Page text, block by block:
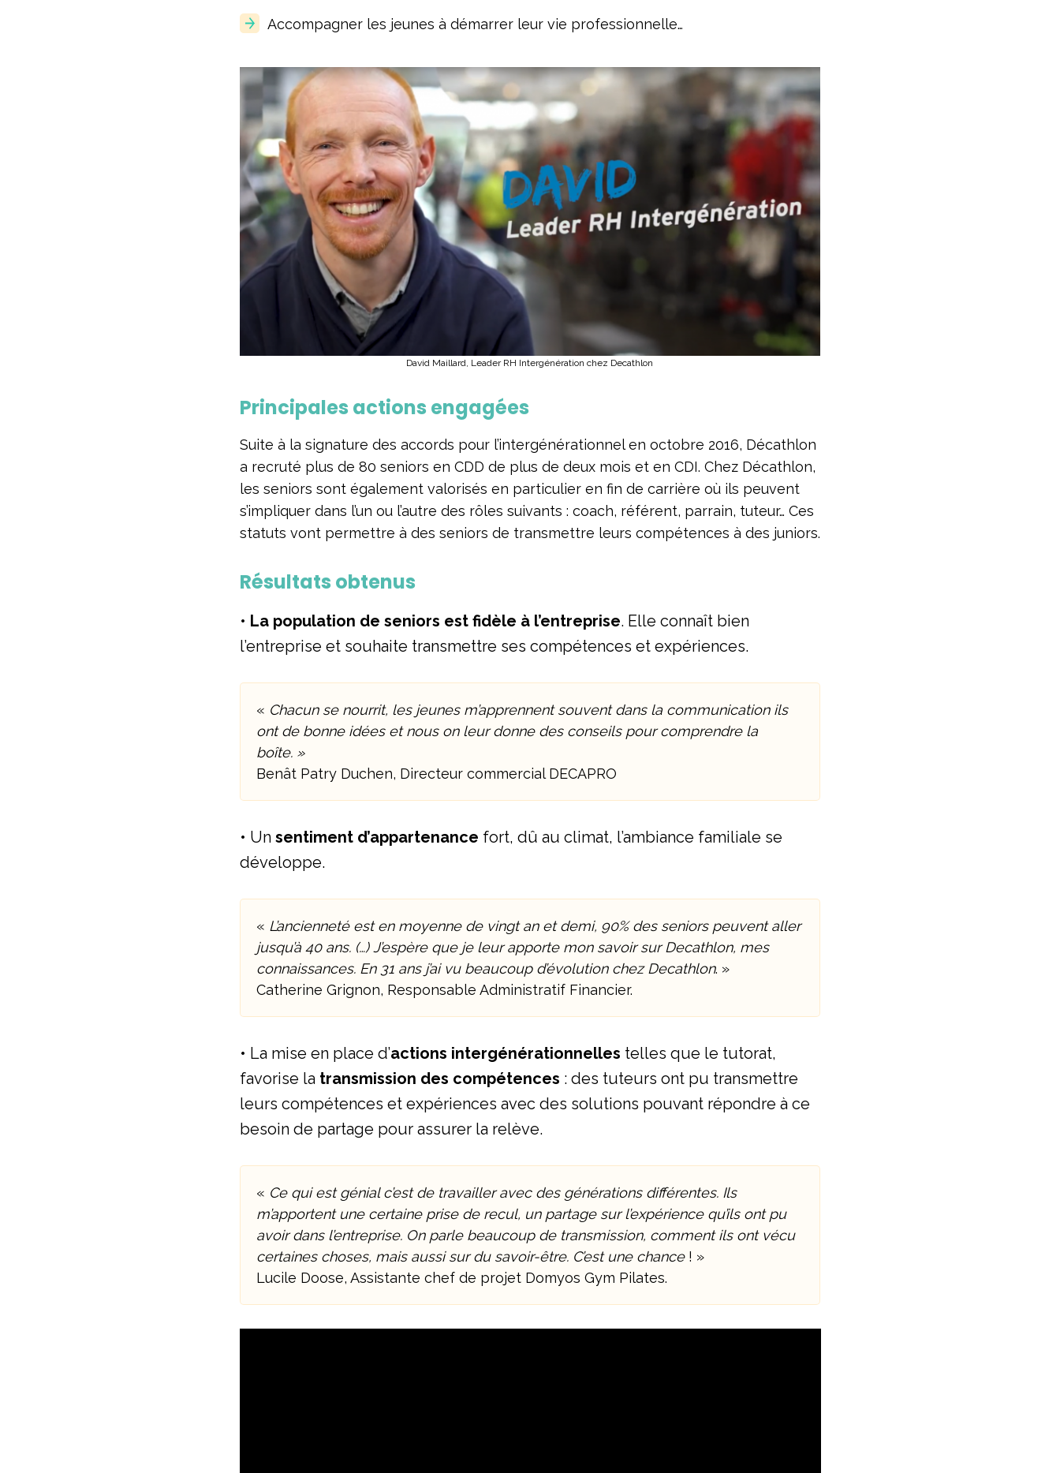
Accompagner les jeunes à démarrer leur vie professionnelle…
David Maillard, Leader RH Intergénération chez Decathlon
Principales actions engagées
Suite à la signature des accords pour l’intergénérationnel en octobre 2016, Décathlon
a recruté plus de 80 seniors en CDD de plus de deux mois et en CDI. Chez Décathlon,
les seniors sont également valorisés en particulier en fin de carrière où ils peuvent
s’impliquer dans l’un ou l’autre des rôles suivants : coach, référent, parrain, tuteur… Ces
statuts vont permettre à des seniors de transmettre leurs compétences à des juniors.
Résultats obtenus
• La population de seniors est fidèle à l’entreprise. Elle connaît bien
l’entreprise et souhaite transmettre ses compétences et expériences.
« Chacun se nourrit, les jeunes m’apprennent souvent dans la communication ils
ont de bonne idées et nous on leur donne des conseils pour comprendre la
boîte. »
Benât Patry Duchen, Directeur commercial DECAPRO
• Unsentiment d’appartenance fort, dû au climat, l’ambiance familiale se
développe.
« L’ancienneté est en moyenne de vingt an et demi, 90% des seniors peuvent aller
jusqu’à 40 ans. (…) J’espère que je leur apporte mon savoir sur Decathlon, mes
connaissances. En 31 ans j’ai vu beaucoup d’évolution chez Decathlon. »
Catherine Grignon, Responsable Administratif Financier.
• La mise en place d’actions intergénérationnelles telles que le tutorat,
favorise la transmission des compétences : des tuteurs ont pu transmettre
leurs compétences et expériences avec des solutions pouvant répondre à ce
besoin de partage pour assurer la relève.
« Ce qui est génial c’est de travailler avec des générations différentes. Ils
m’apportent une certaine prise de recul, un partage sur l’expérience qu’ils ont pu
avoir dans l’entreprise. On parle beaucoup de transmission, comment ils ont vécu
certaines choses, mais aussi sur du savoir-être. C’est une chance! »
Lucile Doose, Assistante chef de projet Domyos Gym Pilates.